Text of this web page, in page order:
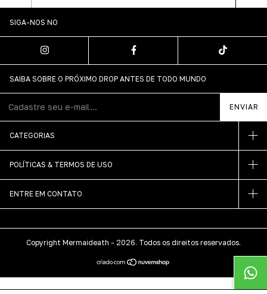
SIGA-NOS NO
SAIBA SOBRE O PRÓXIMO DROP ANTES DE TODO MUNDO
CATEGORIAS
POLÍTICAS & TERMOS DE USO
ENTRE EM CONTATO
Copyright Mermaideath - 2026. Todos os direitos reservados.